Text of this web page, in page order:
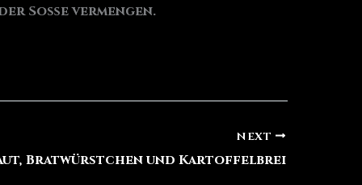
Soße vermengen.
NEXT
Bratwürstchen und Kartoffelbrei